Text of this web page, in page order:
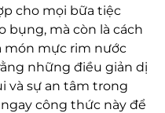
cho mọi bữa tiệc
bụng, mà còn là cách
món mực rim nước
những điều giản dị
và sự an tâm trong
công thức này để